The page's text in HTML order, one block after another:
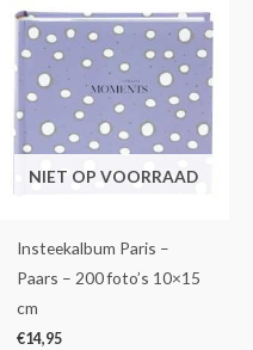
NIET OP VOORRAAD
Insteekalbum Paris –
Paars – 200 foto’s 10×15
cm
€14,95